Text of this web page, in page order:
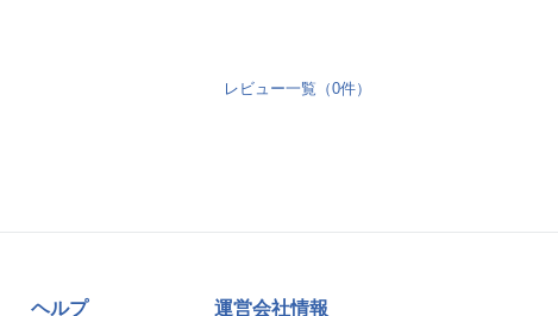
レビュー一覧（0件）
ヘルプ 運営会社情報